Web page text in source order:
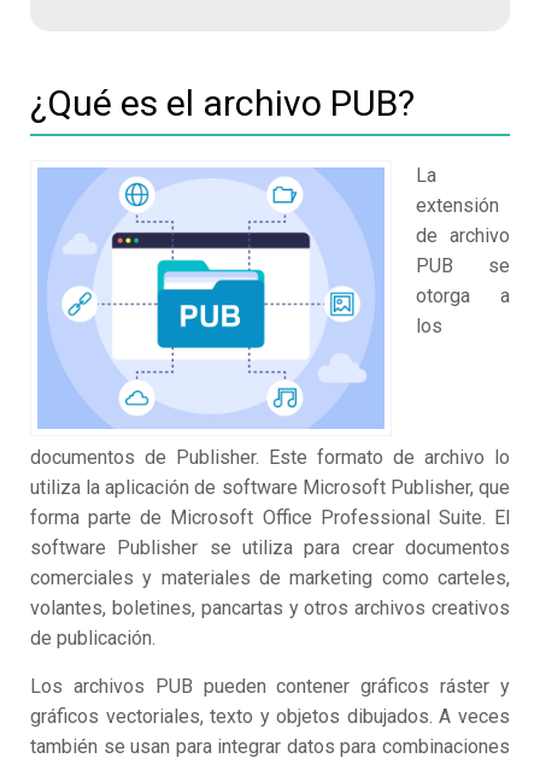
¿Qué es el archivo PUB?
La
extensión
de archivo
PUB se
otorga a
los
documentos de Publisher. Este formato de archivo lo
utiliza la aplicación de software Microsoft Publisher, que
forma parte de Microsoft Office Professional Suite. El
software Publisher se utiliza para crear documentos
comerciales y materiales de marketing como carteles,
volantes, boletines, pancartas y otros archivos creativos
de publicación.
Los archivos PUB pueden contener gráficos ráster y
gráficos vectoriales, texto y objetos dibujados. A veces
también se usan para integrar datos para combinaciones